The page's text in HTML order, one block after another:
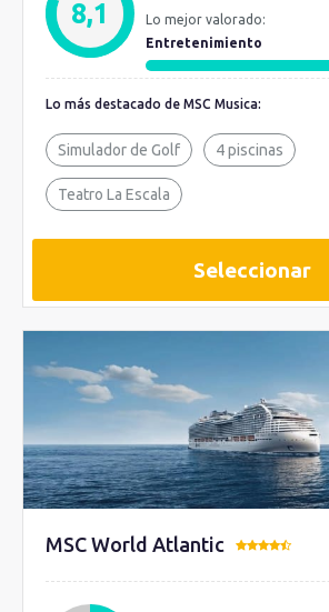
8,1
Lo mejor valorado:
Entretenimiento
Lo más destacado de MSC Musica:
Simulador de Golf 4 piscinas
Teatro La Escala
Seleccionar
MSC World Atlantic